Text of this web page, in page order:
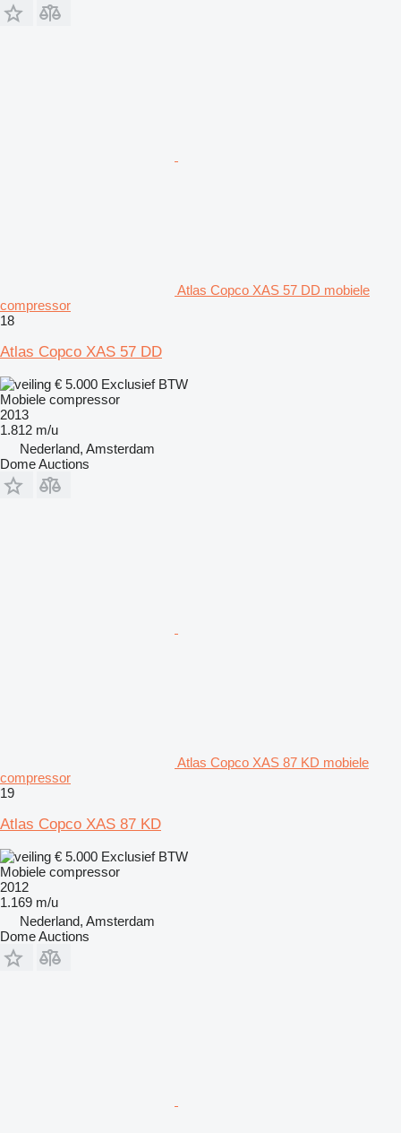
Atlas Copco XAS 57 DD mobiele
compressor
18
Atlas Copco XAS 57 DD
€ 5.000 Exclusief BTW
Mobiele compressor
2013
1.812 m/u
Nederland, Amsterdam
Dome Auctions
Atlas Copco XAS 87 KD mobiele
compressor
19
Atlas Copco XAS 87 KD
€ 5.000 Exclusief BTW
Mobiele compressor
2012
1.169 m/u
Nederland, Amsterdam
Dome Auctions